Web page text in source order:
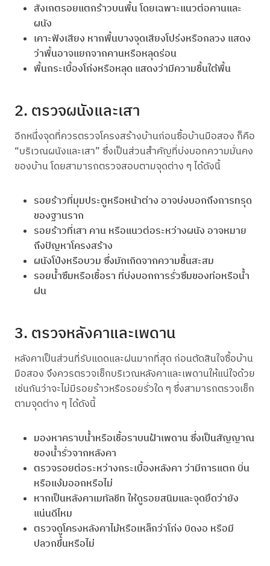
สังเกตรอยแตกร้าวบนพื้น โดยเฉพาะแนวต่อคานและ
ผนัง
เคาะฟังเสียง หากพื้นบางจุดเสียงโปร่งหรือกลวง แสดง
ว่าพื้นอาจแยกจากคานหรือหลุดร่อน
พื้นกระเบื้องโก่งหรือหลุด แสดงว่ามีความชื้นใต้พื้น
2. ตรวจผนังและเสา
อีกหนึ่งจุดที่ควรตรวจโครงสร้างบ้านก่อนซื้อบ้านมือสอง ก็คือ
“บริเวณผนังและเสา” ซึ่งเป็นส่วนสำคัญที่บ่งบอกความมั่นคง
ของบ้าน โดยสามารถตรวจสอบตามจุดต่าง ๆ ได้ดังนี้
รอยร้าวที่มุมประตูหรือหน้าต่าง อาจบ่งบอกถึงการทรุด
ของฐานราก
รอยร้าวที่เสา คาน หรือแนวต่อระหว่างผนัง อาจหมาย
ถึงปัญหาโครงสร้าง
ผนังโป่งหรือบวม ซึ่งมักเกิดจากความชื้นสะสม
รอยน้ำซึมหรือเชื้อรา ที่บ่งบอกการรั่วซึมของท่อหรือน้ำ
ฝน
3. ตรวจหลังคาและเพดาน
หลังคาเป็นส่วนที่รับแดดและฝนมากที่สุด ก่อนตัดสินใจซื้อบ้าน
มือสอง จึงควรตรวจเช็กบริเวณหลังคาและเพดานให้แน่ใจด้วย
เช่นกันว่าจะไม่มีรอยร้าวหรือรอยรั่วใด ๆ ซึ่งสามารถตรวจเช็ก
ตามจุดต่าง ๆ ได้ดังนี้
มองหาคราบน้ำหรือเชื้อราบนฝ้าเพดาน ซึ่งเป็นสัญญาณ
ของน้ำรั่วจากหลังคา
ตรวจรอยต่อระหว่างกระเบื้องหลังคา ว่ามีการแตก บิ่น
หรือแง้มออกหรือไม่
หากเป็นหลังคาเมทัลชีท ให้ดูรอยสนิมและจุดยึดว่ายัง
แน่นดีไหม
ตรวจดูโครงหลังคาไม้หรือเหล็กว่าโก่ง บิดงอ หรือมี
ปลวกขึ้นหรือไม่